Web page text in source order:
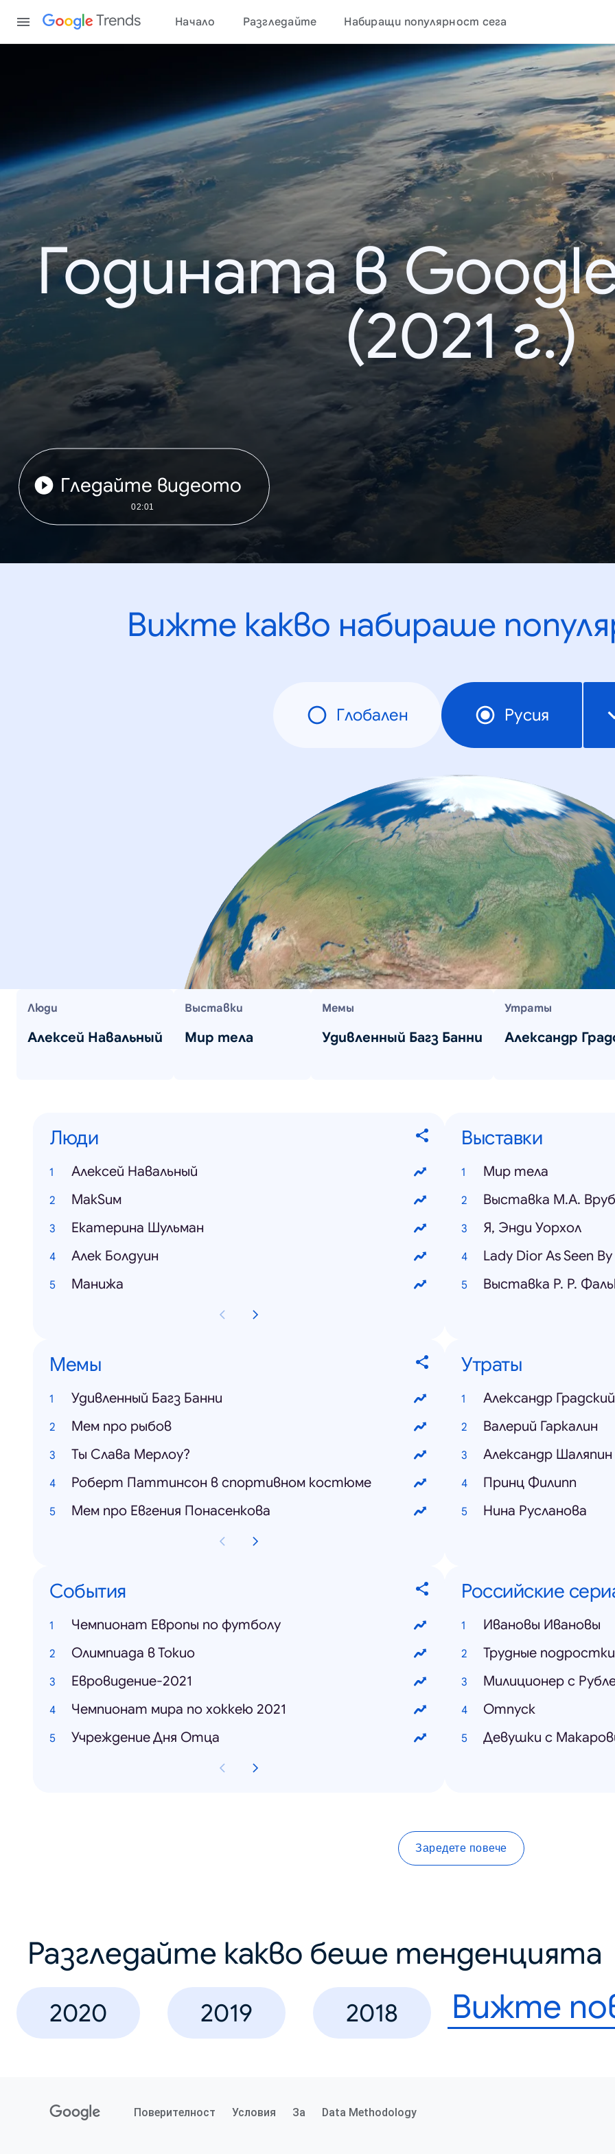
Trends Начало Разгледайте Набиращи популярност сега
Годината в
(2021 г.)
Гледайте видеото
02:01
Вижте какво набираше
Глобален Русия
Люди
Алексей Навальный
Выставки
Мир тела
Мемы
Удивленный Багз Банни
Утраты
Александр
Люди
Алексей Навальный
МакSим
Екатерина Шульман
Алек Болдуин
Манижа
Выставки
Мир тела
Выставка М.А.
Я, Энди Уорхол
Lady Dior As Seen By
Выставка Р. Р.
Мемы
Удивленный Багз Банни
Мем про рыбов
Ты Слава Мерлоу?
Роберт Паттинсон в спортивном костюме
Мем про Евгения Понасенкова
Утраты
Александр Градский
Валерий Гаркалин
Александр Шаляпин
Принц Филипп
Нина Русланова
События
Чемпионат Европы по футболу
Олимпиада в Токио
Евровидение-2021
Чемпионат мира по хоккею 2021
Учреждение Дня Отца
Российские
Ивановы Ивановы
Трудные подростки
Милиционер с
Отпуск
Девушки с
Заредете повече
Разгледайте какво беше тенденцията
2020 2019 2018 Вижте
Поверителност Условия За Data Methodology